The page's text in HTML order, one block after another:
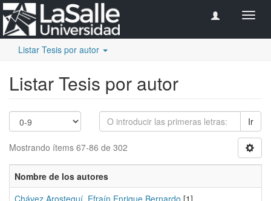
Listar Tesis por autor
Listar Tesis por autor
Ir
Mostrando ítems 67-86 de 302
Nombre de los autores
Chávez Arosteguí, Efraín Enrique Bernardo [1]